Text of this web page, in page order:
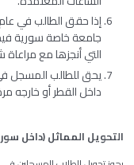
إذا حقق الطالب في
جامعة خاصة سورية
التي أنجزها مع
يحق للطالب المسجل
داخل القطر أو خارجه
التحويل المماثل(داخل